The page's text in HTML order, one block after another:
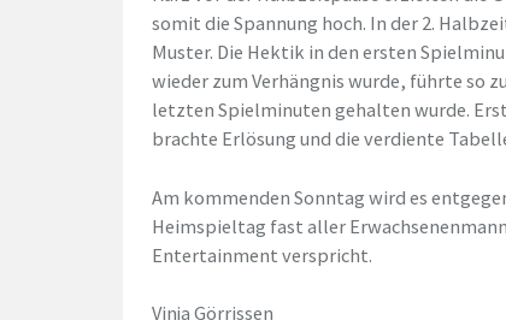
somit die Spannung hoch. In der 2.
Muster. Die Hektik in den ersten
wieder zum Verhängnis wurde, führte so
letzten Spielminuten gehalten wurde.
brachte Erlösung und die verdiente
Am kommenden Sonntag wird es
Heimspieltag fast aller
Entertainment verspricht.
Vinja Görrissen